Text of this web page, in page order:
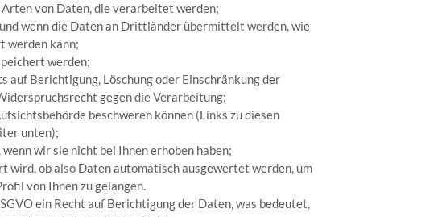
von Daten, die verarbeitet werden;
wenn die Daten an Drittländer übermittelt werden, wie
werden kann;
werden;
auf Berichtigung, Löschung oder Einschränkung der
gegen die Verarbeitung;
beschweren können (Links zu diesen
unten);
wir sie nicht bei Ihnen erhoben haben;
wird, ob also Daten automatisch ausgewertet werden, um
von Ihnen zu gelangen.
ein Recht auf Berichtigung der Daten, was bedeutet,